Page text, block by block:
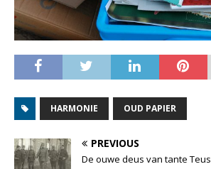
HARMONIE OUD PAPIER
PREVIOUS
De ouwe deus van tante Teus